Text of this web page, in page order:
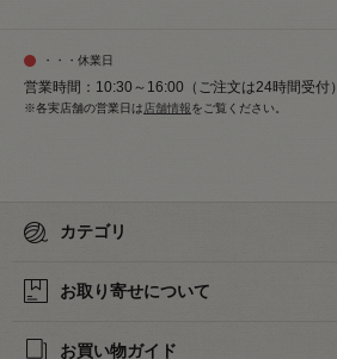
・・・休業日
営業時間：10:30～16:00（ご注文は24時間受付）
※各実店舗の営業日は 店舗情報をご覧ください。
カテゴリ
お取り寄せについて
お買い物ガイド